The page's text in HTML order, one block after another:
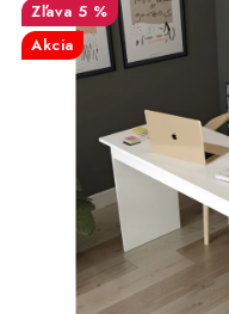
KUCHYŇA
SPÁĽŇA
PREDSIENE
PRACOVŇA /
KÚPEĽŇA
5 %
Akcia